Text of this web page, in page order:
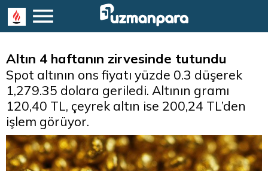
Altın 4 haftanın zirvesinde tutundu
Spot altının ons fiyatı yüzde 0.3 düşerek
1,279.35 dolara geriledi. Altının gramı
120,40 TL, çeyrek altın ise 200,24 TL’den
işlem görüyor.